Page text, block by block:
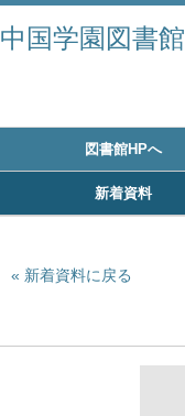
中国学園図書館
図書館HPへ
新着資料
新着資料に戻る